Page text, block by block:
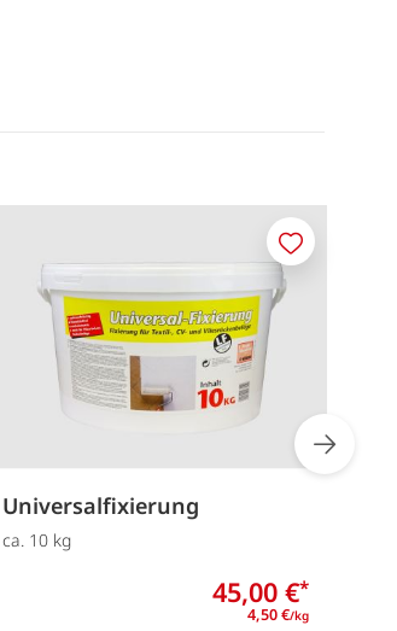
Universalfixierung
ca. 10 kg
45,00 €*
4,50 €/kg
Merken